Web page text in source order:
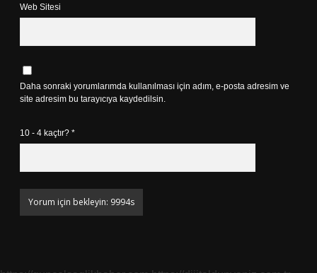
Web Sitesi
Daha sonraki yorumlarımda kullanılması için adım, e-posta adresim ve
site adresim bu tarayıcıya kaydedilsin.
10 - 4 kaçtır? *